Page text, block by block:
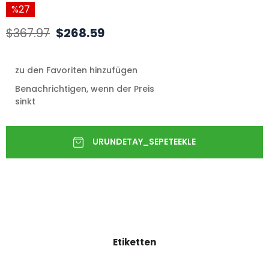
27
$367.97 $268.59
zu den Favoriten hinzufügen
Benachrichtigen, wenn der Preis
sinkt
Etiketten